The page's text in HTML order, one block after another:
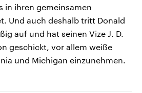
in ihren gemeinsamen
Und auch deshalb tritt Donald
auf und hat seinen Vize J. D.
geschickt, vor allem weiße
und Michigan einzunehmen.